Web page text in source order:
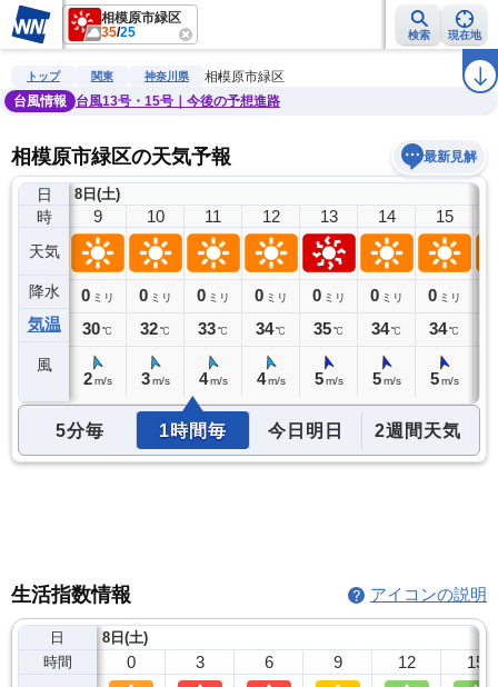
相模原市緑区
35/25 検索 現在地
雨雲レーダー 台風情報 地震情報 ラ
トップ 関東 神奈川県
相模原市緑区
台風情報
台風13号・15号｜今後の予想進路
相模原市緑区の天気予報 最新見解
日
時
天気
降水
気温
風
8日(土)
8
0ミリ
29℃
9
0 ミリ
30℃
2 m/s
10
0 ミリ
32℃
3 m/s
11
0 ミリ
33℃
4 m/s
12
0 ミリ
34℃
4 m/s
13
0 ミリ
35℃
5 m/s
14
0 ミリ
34℃
5 m/s
15
0 ミリ
34℃
5 m/s
5分毎 1時間毎 今日明日 2週間天気
生活指数情報 アイコンの説明
日
時間
8日(土)
0 3 6 9 12 15